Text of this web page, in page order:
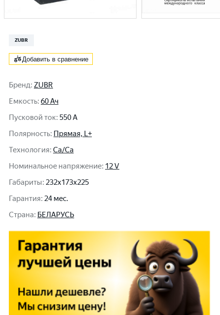
ZUBR
Добавить в сравнение
Бренд: ZUBR
Емкость: 60 Ач
Пусковой ток: 550 A
Полярность: Прямая, L+
Технология: Ca/Ca
Номинальное напряжение: 12 V
Габариты: 232x173x225
Гарантия: 24 мес.
Cтрана: БЕЛАРУСЬ